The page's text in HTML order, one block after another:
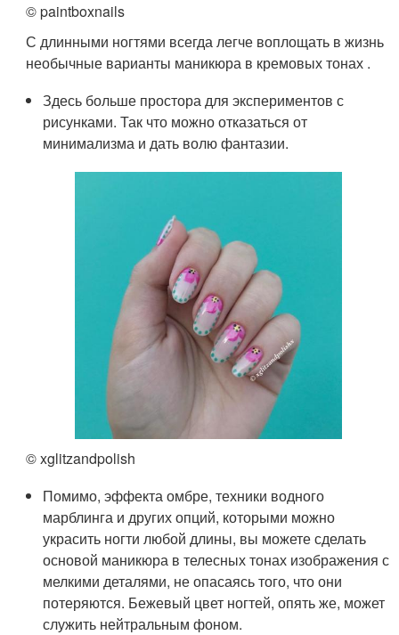
© paintboxnails
С длинными ногтями всегда легче воплощать в жизнь
необычные варианты маникюра в кремовых тонах .
Здесь больше простора для экспериментов с
рисунками. Так что можно отказаться от
минимализма и дать волю фантазии.
© xglitzandpolish
Помимо, эффекта омбре, техники водного
марблинга и других опций, которыми можно
украсить ногти любой длины, вы можете сделать
основой маникюра в телесных тонах изображения с
мелкими деталями, не опасаясь того, что они
потеряются. Бежевый цвет ногтей, опять же, может
служить нейтральным фоном.